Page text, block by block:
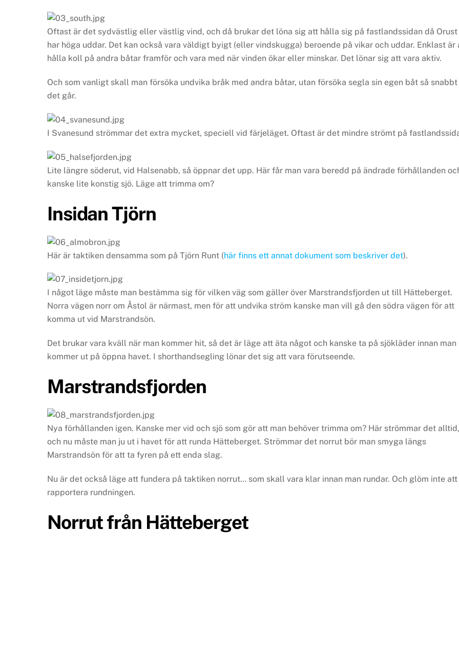
Oftast är det sydvästlig eller västlig vind, och då brukar det löna sig att hålla sig på fastlandssidan då Orust
har höga uddar. Det kan också vara väldigt byigt (eller vindskugga) beroende på vikar och uddar. Enklast är
hålla koll på andra båtar framför och vara med när vinden ökar eller minskar. Det lönar sig att vara aktiv.
Och som vanligt skall man försöka undvika bråk med andra båtar, utan försöka segla sin egen båt så snabbt
det går.
I Svanesund strömmar det extra mycket, speciell vid färjeläget. Oftast är det mindre strömt på
Lite längre söderut, vid Halsenabb, så öppnar det upp. Här får man vara beredd på ändrade förhållanden
kanske lite konstig sjö. Läge att trimma om?
Insidan Tjörn
Här är taktiken densamma som på Tjörn Runt (här finns ett annat dokument som beskriver det).
I något läge måste man bestämma sig för vilken väg som gäller över Marstrandsfjorden ut till Hätteberget.
Norra vägen norr om Åstol är närmast, men för att undvika ström kanske man vill gå den södra vägen för att
komma ut vid Marstrandsön.
Det brukar vara kväll när man kommer hit, så det är läge att äta något och kanske ta på sjökläder innan man
kommer ut på öppna havet. I shorthandsegling lönar det sig att vara förutseende.
Marstrandsfjorden
Nya förhållanden igen. Kanske mer vid och sjö som gör att man behöver trimma om? Här strömmar det alltid,
och nu måste man ju ut i havet för att runda Hätteberget. Strömmar det norrut bör man smyga längs
Marstrandsön för att ta fyren på ett enda slag.
Nu är det också läge att fundera på taktiken norrut… som skall vara klar innan man rundar. Och glöm inte att
rapportera rundningen.
Norrut från Hätteberget